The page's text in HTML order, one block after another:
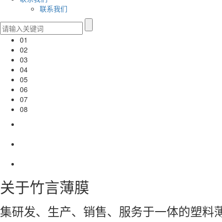
联系我们
01
02
03
04
05
06
07
08
关于竹言薄膜
集研发、生产、销售、服务于一体的塑料